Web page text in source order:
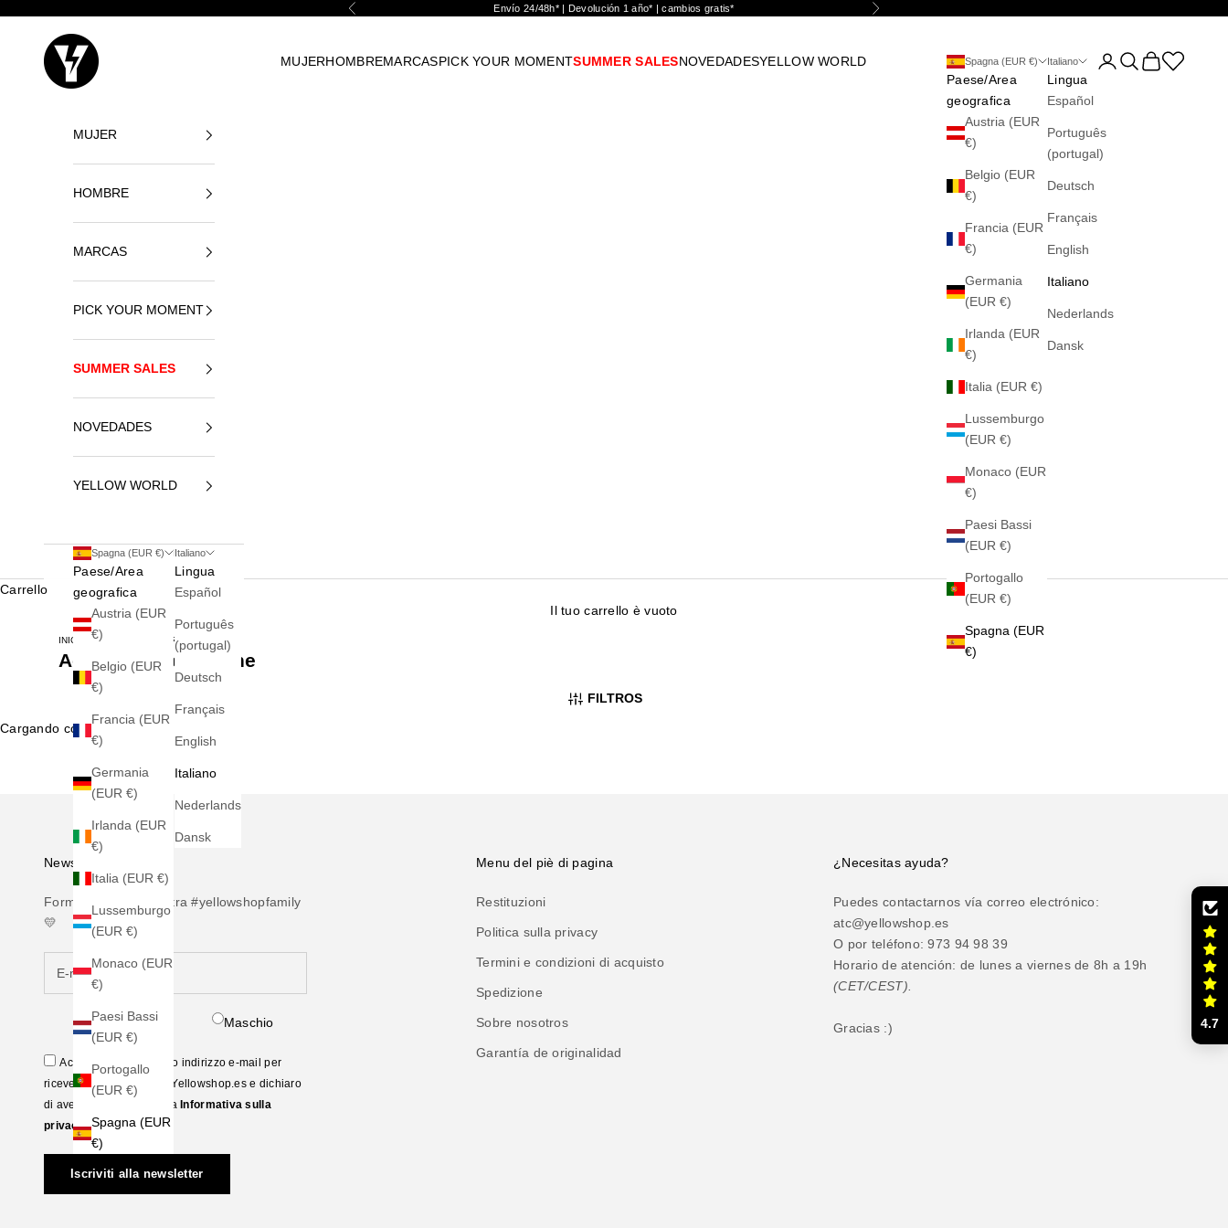
Precedente Envío 24/48h* | Devolución 1 año* | cambios gratis* Successivo
Yellowshop
MUJERHOMBREMARCASPICK YOUR MOMENTSUMMER SALESNOVEDADESYELLOW WORLD Spagna (EUR €)
Paese/Area
geografica
Austria (EUR
€)
Belgio (EUR
€)
Francia (EUR
€)
Germania
(EUR €)
Irlanda (EUR
€)
Italia (EUR €)
Lussemburgo
(EUR €)
Monaco (EUR
€)
Paesi Bassi
(EUR €)
Portogallo
(EUR €)
Spagna (EUR
€)
Italiano
Lingua
Español
Português
(portugal)
Deutsch
Français
English
Italiano
Nederlands
Dansk
Mostra account
Mostra il menu di
Mostra il
Abrir la
MUJER
HOMBRE
MARCAS
PICK YOUR MOMENT
SUMMER SALES
NOVEDADES
YELLOW WORLD
Spagna (EUR €)
Paese/Area
geografica
Austria (EUR
€)
Belgio (EUR
€)
Francia (EUR
€)
Germania
(EUR €)
Irlanda (EUR
€)
Italia (EUR €)
Lussemburgo
(EUR €)
Monaco (EUR
€)
Paesi Bassi
(EUR €)
Portogallo
(EUR €)
Spagna (EUR
€)
Italiano
Lingua
Español
Português
(portugal)
Deutsch
Français
English
Italiano
Nederlands
Dansk
Carrello
Il tuo carrello è vuoto
INICIO ACCESSORI PER DONNE
Accessori per donne
FILTROS
Cargando contenido...
Newsletter
Forma parte de nuestra #yellowshopfamily
💛
Femmina Maschio
Accetto di fornire il mio indirizzo e-mail per
ricevere la newsletter di Yellowshop.es e dichiaro
di aver letto e accettato la Informativa sulla
privacy
Iscriviti alla newsletter
Menu del piè di pagina
Restituzioni
Politica sulla privacy
Termini e condizioni di acquisto
Spedizione
Sobre nosotros
Garantía de originalidad
¿Necesitas ayuda?
Puedes contactarnos vía correo electrónico:
atc@yellowshop.es
O por teléfono: 973 94 98 39
Horario de atención: de lunes a viernes de 8h a 19h
(CET/CEST).
Gracias :) 4.7